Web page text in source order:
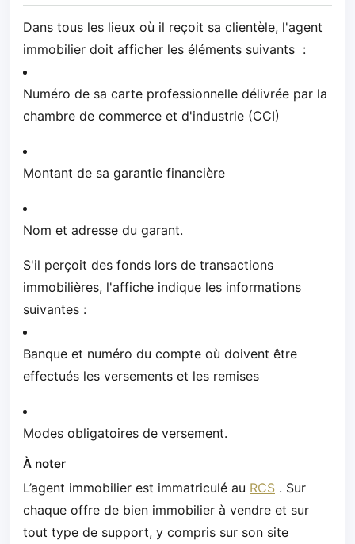
Dans tous les lieux où il reçoit sa clientèle, l'agent
immobilier doit afficher les éléments suivants :
Numéro de sa carte professionnelle délivrée par la
chambre de commerce et d'industrie (CCI)
Montant de sa garantie financière
Nom et adresse du garant.
S'il perçoit des fonds lors de transactions
immobilières, l'affiche indique les informations
suivantes :
Banque et numéro du compte où doivent être
effectués les versements et les remises
Modes obligatoires de versement.
À noter
L’agent immobilier est immatriculé au RCS . Sur
chaque offre de bien immobilier à vendre et sur
tout type de support, y compris sur son site